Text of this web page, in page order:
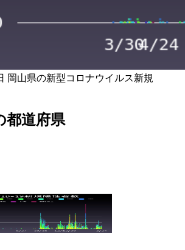
岡山県の新型コロナウイルス新規
都道府県